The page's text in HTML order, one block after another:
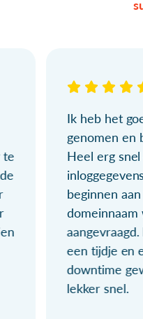
te
Ik heb het
genomen en
Heel erg
beginnen
domeinnaam
een tijdje en
downtime
lekker snel.